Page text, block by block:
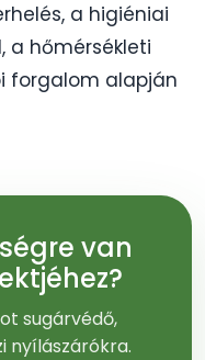
a higiéniai
a hőmérsékleti
forgalom alapján
van
sugárvédő,
nyílászárókra.